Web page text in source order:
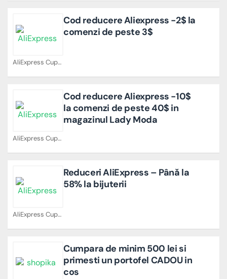
AliExpress Cupoane
Cod reducere Aliexpress -2$ la
comenzi de peste 3$
AliExpress Cupoane
Cod reducere Aliexpress -10$
la comenzi de peste 40$ in
magazinul Lady Moda
AliExpress Cupoane
Reduceri AliExpress – Până la
58% la bijuterii
Cumpara de minim 500 lei si
primesti un portofel CADOU in
cos